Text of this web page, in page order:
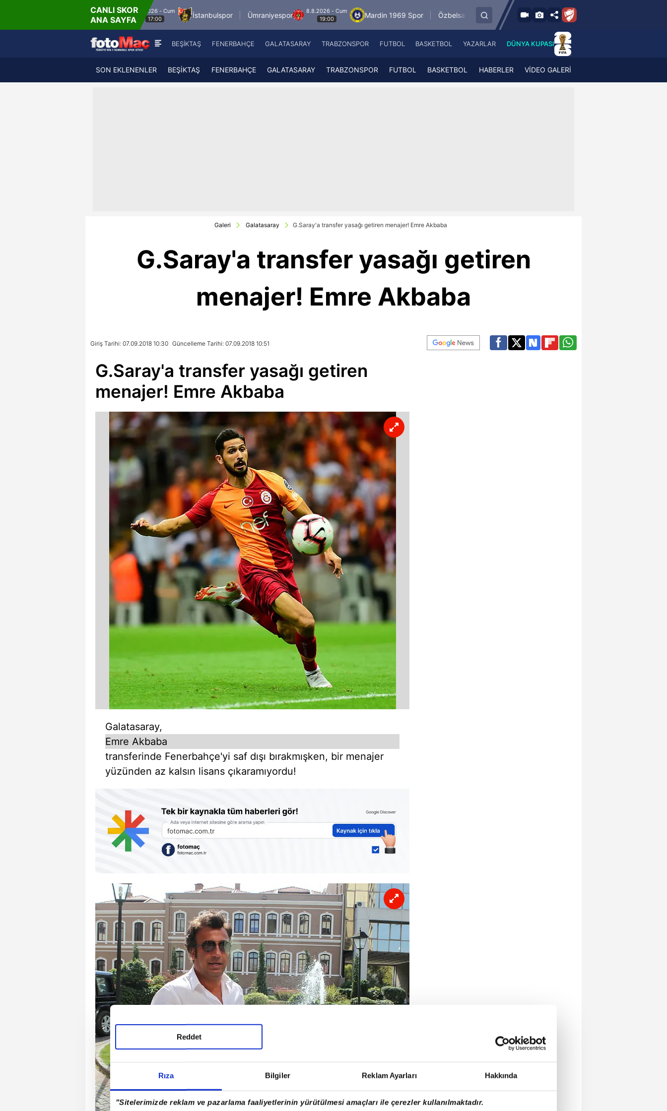
Rıza Bilgiler Reklam Ayarları Hakkında
"Sitelerimizde reklam ve pazarlama faaliyetlerinin yürütülmesi amaçları ile çerezler kullanılmaktadır.
Reddet
CANLI SKOR
ANA SAYFA
8.8.2026 - Cum
17:00
İstanbulspor Ümraniyespor
8.8.2026 - Cum
19:00
Mardin 1969 Spor Özbelsan Sivasspor
8.8.2026 - Cum
19:00
Esenler Erokspor
Fenerbahçe
Galatasaray
A Spor
ATV
A Haber Radyo
A Spor Radyo
A News Radio
BEŞİKTAŞ FENERBAHÇE GALATASARAY TRABZONSPOR FUTBOL BASKETBOL YAZARLAR DÜNYA KUPASI
SON EKLENENLER BEŞİKTAŞ FENERBAHÇE GALATASARAY TRABZONSPOR FUTBOL BASKETBOL HABERLER VİDEO GALERİ
Galeri Galatasaray G.Saray'a transfer yasağı getiren menajer! Emre Akbaba
G.Saray'a transfer yasağı getiren
menajer! Emre Akbaba
Giriş Tarihi: 07.09.2018 10:30 Güncelleme Tarihi: 07.09.2018 10:51
G.Saray'a transfer yasağı getiren
menajer! Emre Akbaba
Galatasaray,
Emre Akbaba
transferinde Fenerbahçe'yi saf dışı bırakmışken, bir menajer
yüzünden az kalsın lisans çıkaramıyordu!